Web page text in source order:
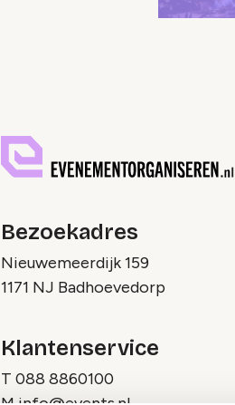
Bezoekadres
Nieuwemeerdijk 159
1171 NJ Badhoevedorp
Klantenservice
T 088 8860100